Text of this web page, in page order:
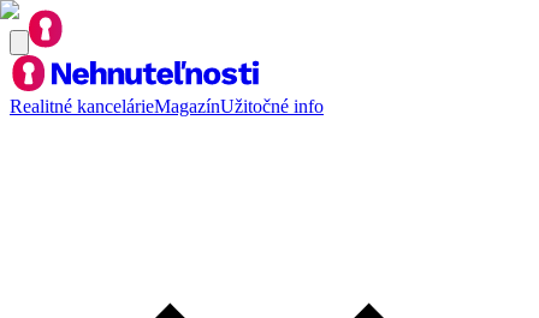
Realitné kancelárieMagazínUžitočné info